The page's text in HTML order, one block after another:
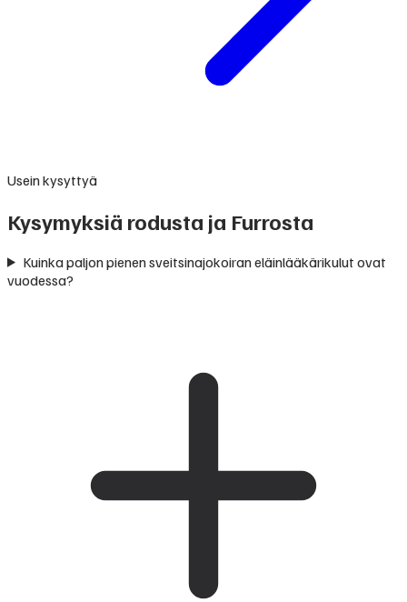
Usein kysyttyä
Kysymyksiä rodusta ja Furrosta
Kuinka paljon pienen sveitsinajokoiran eläinlääkärikulut ovat
vuodessa?